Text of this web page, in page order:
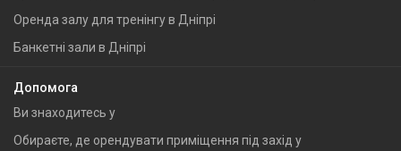
Оренда залу для тренінгу в Дніпрі
Банкетні зали в Дніпрі
Допомога
Ви знаходитесь у
Обираєте, де орендувати приміщення під захід у